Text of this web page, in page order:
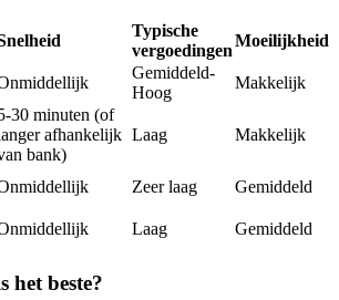
traders
Typische
vergoedingen
Moeilijkheid
Gemiddeld-
Hoog
Makkelijk
30 minuten (of
afhankelijk
bank)
Laag Makkelijk
Zeer laag
Gemiddeld
Laag Gemiddeld
het beste?